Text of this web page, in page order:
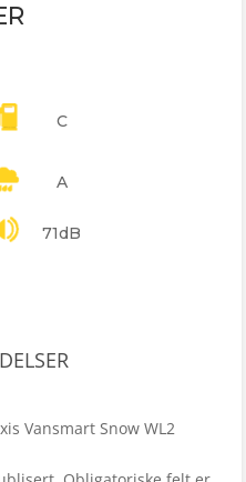
C
A
71dB
Vansmart Snow WL2